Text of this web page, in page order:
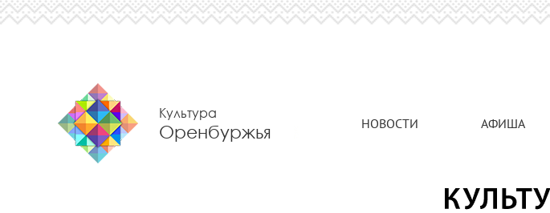
Культура
Оренбуржья НОВОСТИ АФИША